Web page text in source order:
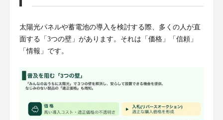
太陽光パネルや蓄電池の導入を検討する際、多くの人が直
面する「3つの壁」があります。それは「価格」「信頼」
「情報」です。